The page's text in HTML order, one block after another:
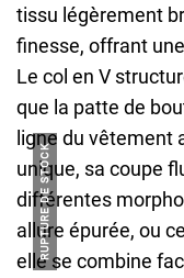
RUPTURE DE STOCK
tissu légèrement
finesse, offrant
Le col en V
que la patte de
ligne du vêtement
unique, sa coupe
différentes
allure épurée, ou
elle se combine